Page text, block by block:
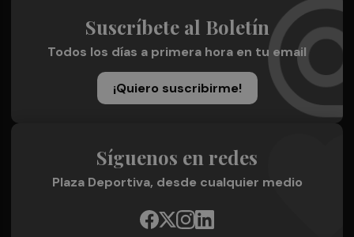
Suscríbete al Boletín
Todos los días a primera hora en tu email
¡Quiero suscribirme!
Síguenos en redes
Plaza Deportiva, desde cualquier medio